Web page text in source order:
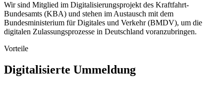
Wir sind Mitglied im Digitalisierungsprojekt des Kraftfahrt-
Bundesamts (KBA) und stehen im Austausch mit dem
Bundesministerium für Digitales und Verkehr (BMDV), um die
digitalen Zulassungsprozesse in Deutschland voranzubringen.
Vorteile
Digitalisierte Ummeldung